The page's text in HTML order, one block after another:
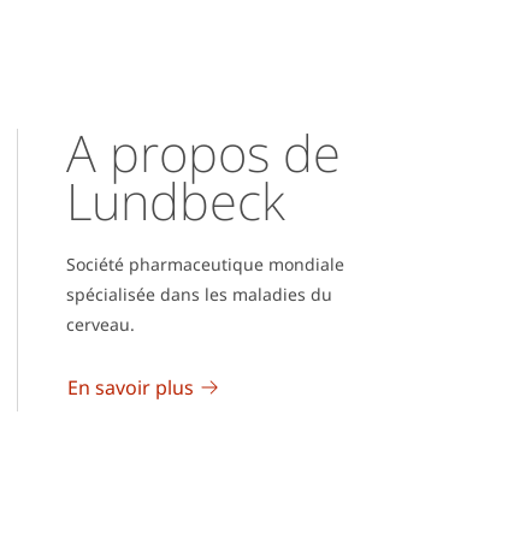
A propos de
Lundbeck
Société pharmaceutique mondiale
spécialisée dans les maladies du
cerveau.
En savoir plus